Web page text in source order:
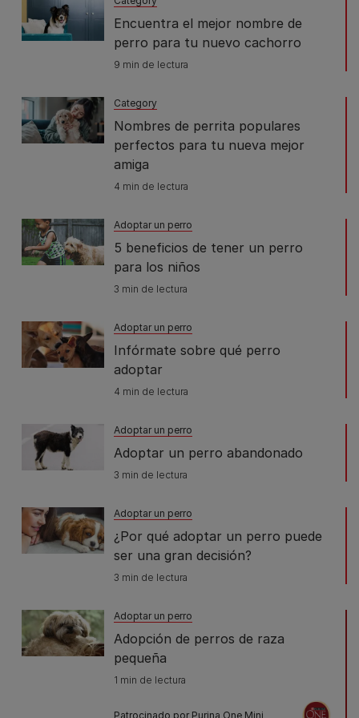
Encuentra el mejor nombre de
perro para tu nuevo cachorro
9 min de lectura
Category
Nombres de perrita populares
perfectos para tu nueva mejor
amiga
4 min de lectura
Adoptar un perro
5 beneficios de tener un perro
para los niños
3 min de lectura
Adoptar un perro
Infórmate sobre qué perro
adoptar
4 min de lectura
Adoptar un perro
Adoptar un perro abandonado
3 min de lectura
Adoptar un perro
¿Por qué adoptar un perro puede
ser una gran decisión?
3 min de lectura
Adoptar un perro
Adopción de perros de raza
pequeña
1 min de lectura
Patrocinado por Purina One Mini